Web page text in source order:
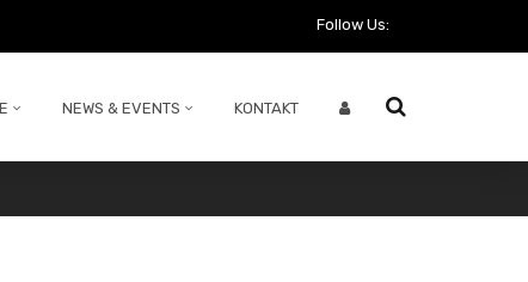
Follow Us:
NEWS & EVENTS KONTAKT